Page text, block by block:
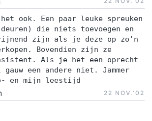
ook. Een paar leuke spreuken
die niets toevoegen en
zijn als je deze op zo'n
Bovendien zijn ze
Als je het een oprecht
een andere niet. Jammer
en mijn leestijd
22 NOV.‘02